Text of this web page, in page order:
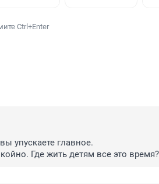
Ctrl+Enter
упускаете главное.
Где жить детям все это время?